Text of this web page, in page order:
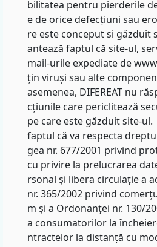
bilitatea pentru pierderile
e de orice defecțiuni sau
re este conceput si găzduit
antează faptul că site-ul,
mail-urile expediate de
țin viruși sau alte
asemenea, DIFEREAT nu
cțiunile care periclitează
pe care este găzduit site-ul.
faptul că va respecta
gea nr. 677/2001 privind
cu privire la prelucrarea
rsonal și libera circulație a
nr. 365/2002 privind
m și a Ordonanței nr. 130/
a consumatorilor la
ntractelor la distanță cu